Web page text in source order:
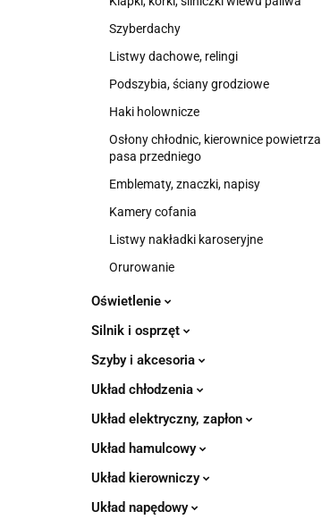
Szyberdachy
Listwy dachowe, relingi
Podszybia, ściany grodziowe
Haki holownicze
Osłony chłodnic, kierownice powietrza
pasa przedniego
Emblematy, znaczki, napisy
Kamery cofania
Listwy nakładki karoseryjne
Orurowanie
Oświetlenie
Silnik i osprzęt
Szyby i akcesoria
Układ chłodzenia
Układ elektryczny, zapłon
Układ hamulcowy
Układ kierowniczy
Układ napędowy